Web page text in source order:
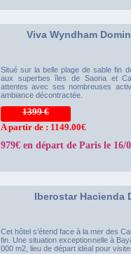
Viva Wyndham
Situé sur la belle plage de sable fin
aux superbes îles de Saona et
attentes avec ses nombreuses
ambiance décontractée.
1399 €
A partir de : 1149.00€
979€ en départ de Paris le 16/
Iberostar Hacienda
Cet hôtel s’étend face à la mer des
fin. Une situation exceptionnelle à
000 m2, lieu de départ idéal pour